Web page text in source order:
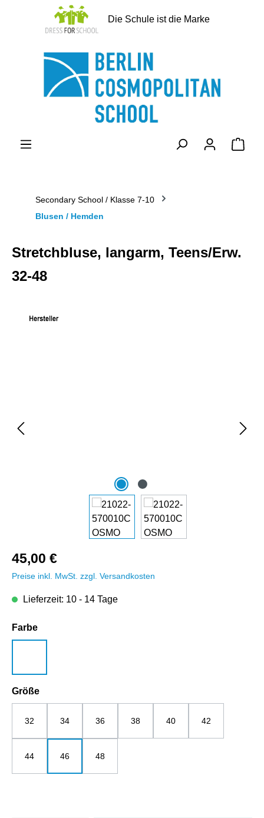
springen
Die Schule ist die Marke
Secondary School / Klasse 7-10
Blusen / Hemden
Stretchbluse, langarm, Teens/Erw.
32-48
45,00 €
Preise inkl. MwSt. zzgl. Versandkosten
Lieferzeit: 10 - 14 Tage
Farbeauswählen
Größeauswählen
32 34 36 38 40 42
44 46 48